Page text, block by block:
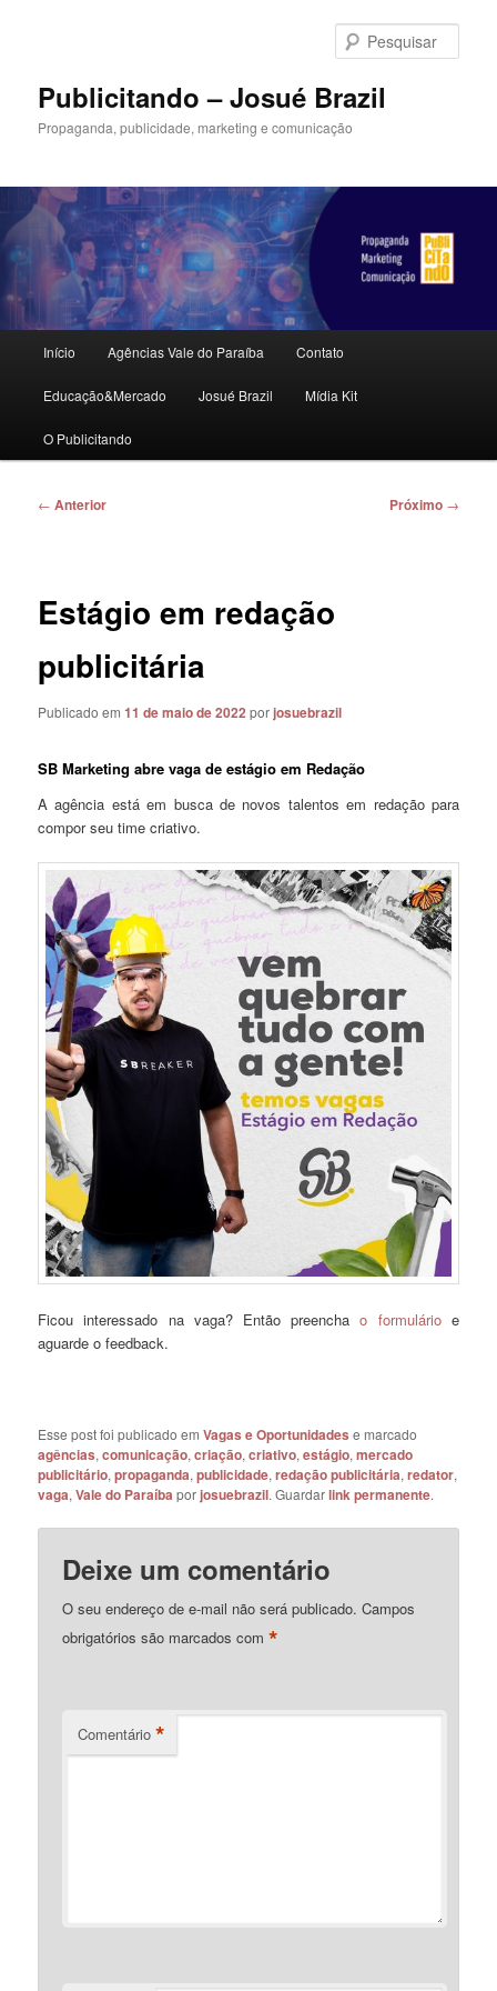
principalPublicitando – Josué Brazil
Propaganda, publicidade, marketing e comunicação
principal
Início Agências Vale do Paraíba Contato
Educação&Mercado Josué Brazil Mídia Kit
O Publicitando
Navegação
← Anterior Próximo →
Estágio em redação
publicitária
Publicado em11 de maio de 2022 porjosuebrazil
SB Marketing abre vaga de estágio em Redação
A agência está em busca de novos talentos em redação para
compor seu time criativo.
Ficou interessado na vaga? Então preenchao formulárioe
aguarde o feedback.
Esse post foi publicado emVagas e Oportunidades e marcado
agências,comunicação,criação,criativo,estágio,mercado
publicitário,propaganda,publicidade,redação publicitária,redator,
vaga,Vale do Paraíba porjosuebrazil. Guardarlink permanente.
Deixe um comentário
O seu endereço de e-mail não será publicado. Campos
obrigatórios são marcados com*
Comentário *